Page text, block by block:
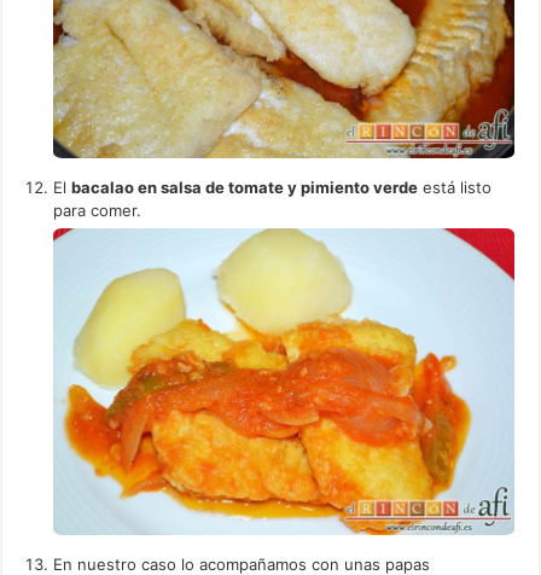
Elbacalao en salsa de tomate y pimiento verde está listo
para comer.
En nuestro caso lo acompañamos con unas papas